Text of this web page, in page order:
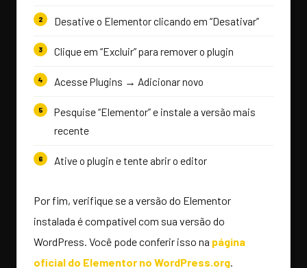
Desative o Elementor clicando em “Desativar”
Clique em “Excluir” para remover o plugin
Acesse Plugins → Adicionar novo
Pesquise “Elementor” e instale a versão mais
recente
Ative o plugin e tente abrir o editor
Por fim, verifique se a versão do Elementor
instalada é compatível com sua versão do
WordPress. Você pode conferir isso na página
oficial do Elementor no WordPress.org.